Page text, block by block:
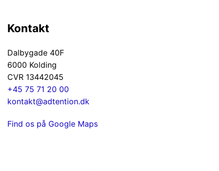
Kontakt
Dalbygade 40F
6000 Kolding
CVR 13442045
+45 75 71 20 00
kontakt@adtention.dk
Find os på Google Maps